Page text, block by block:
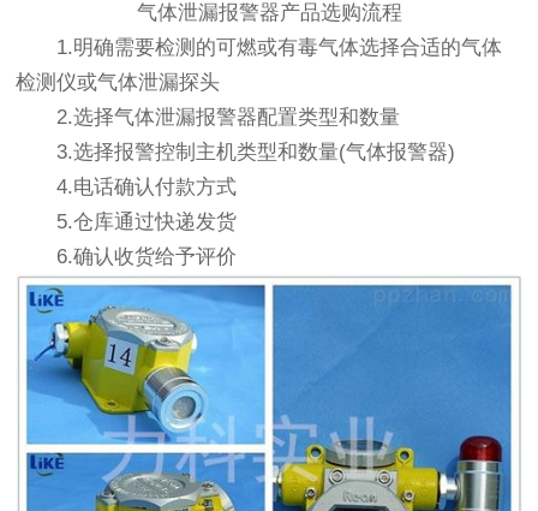
气体泄漏报警器产品选购流程
1.明确需要检测的可燃或有毒气体选择合适的气体
检测仪或气体泄漏探头
2.选择气体泄漏报警器配置类型和数量
3.选择报警控制主机类型和数量(气体报警器)
4.电话确认付款方式
5.仓库通过快递发货
6.确认收货给予评价